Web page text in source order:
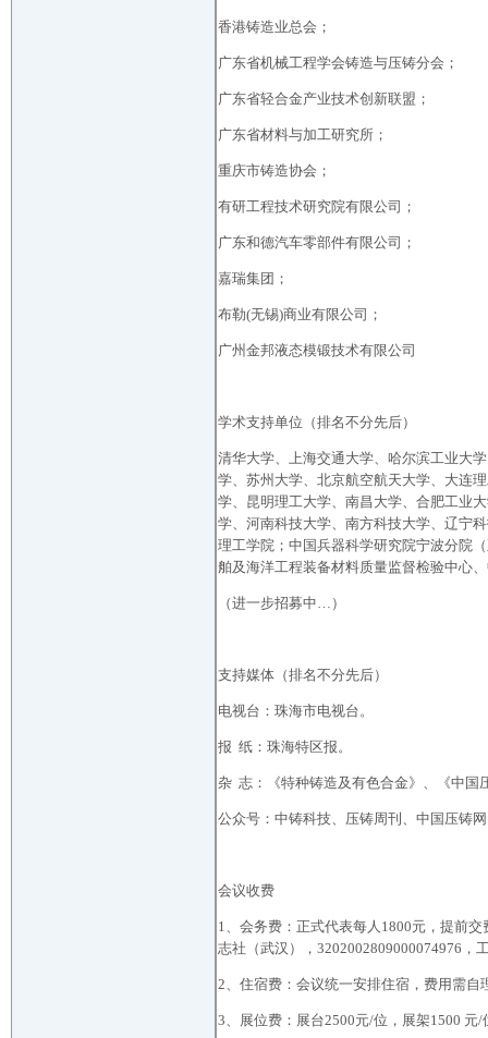
香港铸造业总会；
广东省机械工程学会铸造与压铸分会；
广东省轻合金产业技术创新联盟；
广东省材料与加工研究所；
重庆市铸造协会；
有研工程技术研究院有限公司；
广东和德汽车零部件有限公司；
嘉瑞集团；
布勒(无锡)商业有限公司；
广州金邦液态模锻技术有限公司
学术支持单位（排名不分先后）
清华大学、上海交通大学、哈尔滨工业大
学、苏州大学、北京航空航天大学、大连
学、昆明理工大学、南昌大学、合肥工业
学、河南科技大学、南方科技大学、辽宁
理工学院；中国兵器科学研究院宁波分院
舶及海洋工程装备材料质量监督检验中心
（进一步招募中…）
支持媒体（排名不分先后）
电视台：珠海市电视台。
报 纸：珠海特区报。
杂 志：《特种铸造及有色合金》、《中国
公众号：中铸科技、压铸周刊、中国压铸
会议收费
1、会务费：正式代表每人1800元，提前
志社（武汉），3202002809000074976，
2、住宿费：会议统一安排住宿，费用需
3、展位费：展台2500元/位，展架1500 元/